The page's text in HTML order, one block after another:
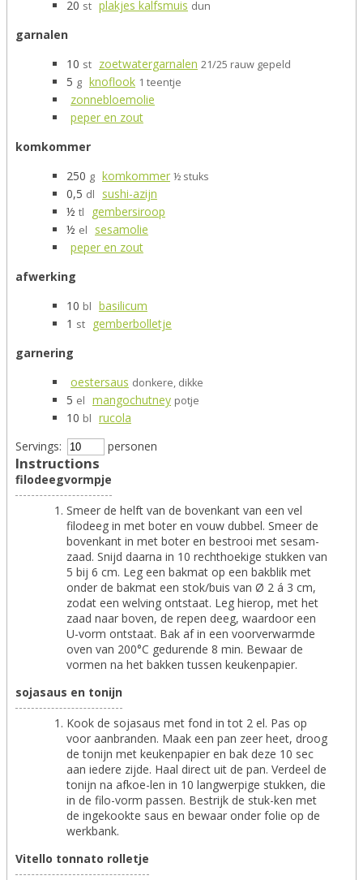
20 st plakjes kalfsmuis dun
garnalen
10 st zoetwatergarnalen 21/25 rauw gepeld
5 g knoflook 1 teentje
zonnebloemolie
peper en zout
komkommer
250 g komkommer ½ stuks
0,5 dl
sushi-azijn
½ tl
gembersiroop
½ el
sesamolie
peper en zout
afwerking
10 bl basilicum
1 st gemberbolletje
garnering
oestersaus donkere, dikke
5 el mangochutney potje
10 bl rucola
Servings:
personen
Instructions
filodeegvormpje
Smeer de helft van de bovenkant van een vel
filodeeg in met boter en vouw dubbel. Smeer de
bovenkant in met boter en bestrooi met sesam-
zaad. Snijd daarna in 10 rechthoekige stukken van
5 bij 6 cm. Leg een bakmat op een bakblik met
onder de bakmat een stok/buis van Ø 2 á 3 cm,
zodat een welving ontstaat. Leg hierop, met het
zaad naar boven, de repen deeg, waardoor een
U-vorm ontstaat. Bak af in een voorverwarmde
oven van 200°C gedurende 8 min. Bewaar de
vormen na het bakken tussen keukenpapier.
sojasaus en tonijn
Kook de sojasaus met fond in tot 2 el. Pas op
voor aanbranden. Maak een pan zeer heet, droog
de tonijn met keukenpapier en bak deze 10 sec
aan iedere zijde. Haal direct uit de pan. Verdeel de
tonijn na afkoe-len in 10 langwerpige stukken, die
in de filo-vorm passen. Bestrijk de stuk-ken met
de ingekookte saus en bewaar onder folie op de
werkbank.
Vitello tonnato rolletje